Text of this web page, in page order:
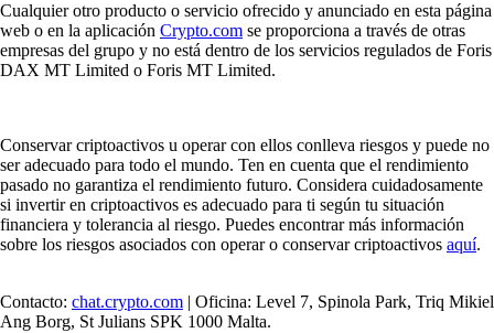
Cualquier otro producto o servicio ofrecido y anunciado en esta página
web o en la aplicación Crypto.com se proporciona a través de otras
empresas del grupo y no está dentro de los servicios regulados de Foris
DAX MT Limited o Foris MT Limited.
Conservar criptoactivos u operar con ellos conlleva riesgos y puede no
ser adecuado para todo el mundo. Ten en cuenta que el rendimiento
pasado no garantiza el rendimiento futuro. Considera cuidadosamente
si invertir en criptoactivos es adecuado para ti según tu situación
financiera y tolerancia al riesgo. Puedes encontrar más información
sobre los riesgos asociados con operar o conservar criptoactivos aquí.
Contacto: chat.crypto.com | Oficina: Level 7, Spinola Park, Triq Mikiel
Ang Borg, St Julians SPK 1000 Malta.